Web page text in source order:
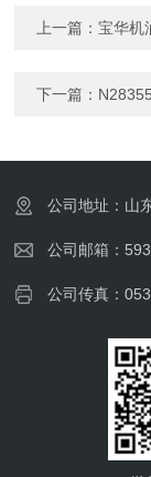
上一篇：宝华机
下一篇：
公司地址：山
公司邮箱：
公司传真：